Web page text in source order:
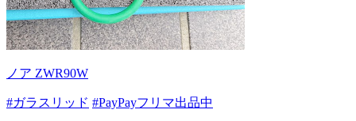
ノア ZWR90W
#ガラスリッド #PayPayフリマ出品中